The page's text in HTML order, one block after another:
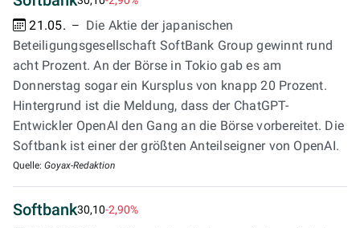
21.05.
Die Aktie der japanischen
Beteiligungsgesellschaft SoftBank Group gewinnt rund
acht Prozent. An der Börse in Tokio gab es am
Donnerstag sogar ein Kursplus von knapp 20 Prozent.
Hintergrund ist die Meldung, dass der ChatGPT-
Entwickler OpenAI den Gang an die Börse vorbereitet. Die
Softbank ist einer der größten Anteilseigner von OpenAI.
Quelle: Goyax-Redaktion
Softbank30,10-2,90%